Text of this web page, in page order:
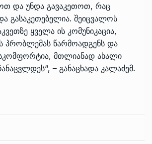
და უნდა გავაკეთოთ, რაც
გასაკეთებელია. შეიცვალოს
ყველა ის კომუნიკაცია,
წარმოადგენს და
მთლიანად ახალი
– განაცხადა კალაძემ.